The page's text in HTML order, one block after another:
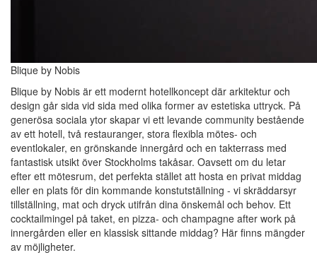
Blique by Nobis
Blique by Nobis är ett modernt hotellkoncept där arkitektur och
design går sida vid sida med olika former av estetiska uttryck. På
generösa sociala ytor skapar vi ett levande community bestående
av ett hotell, två restauranger, stora flexibla mötes- och
eventlokaler, en grönskande innergård och en takterrass med
fantastisk utsikt över Stockholms takåsar. Oavsett om du letar
efter ett mötesrum, det perfekta stället att hosta en privat middag
eller en plats för din kommande konstutställning - vi skräddarsyr
tillställning, mat och dryck utifrån dina önskemål och behov. Ett
cocktailmingel på taket, en pizza- och champagne after work på
innergården eller en klassisk sittande middag? Här finns mängder
av möjligheter.